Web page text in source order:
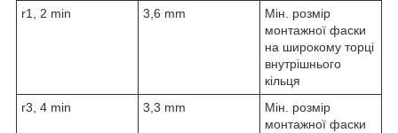
r1, 2 min 3,6 mm
Мін. розмір
монтажної фаски
на широкому торці
внутрішнього
кільця
r3, 4 min 3,3 mm
Мін. розмір
монтажної фаски